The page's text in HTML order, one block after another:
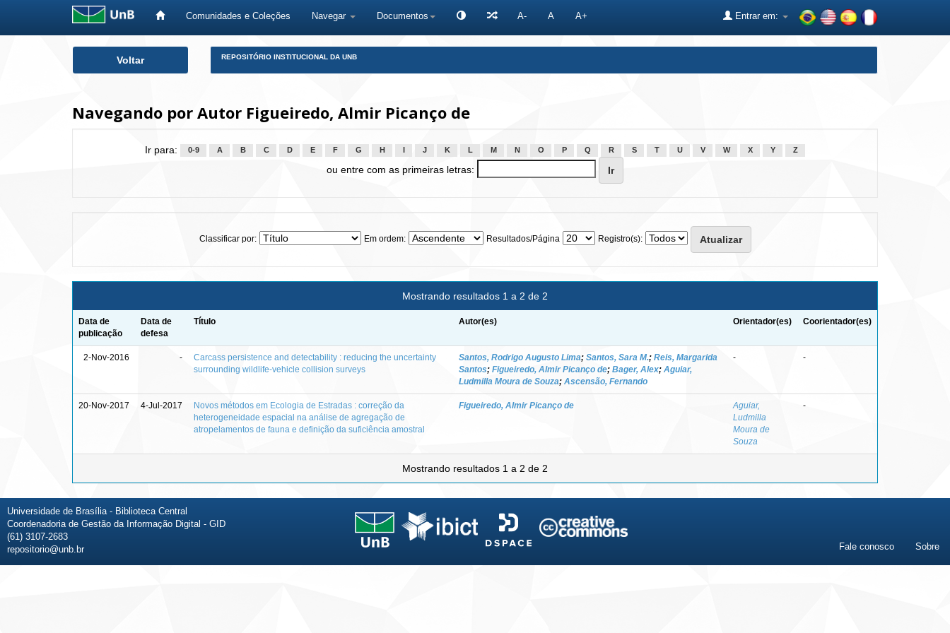
Comunidades e Coleções Navegar Documentos A- A A+ Entrar em:
Voltar REPOSITÓRIO INSTITUCIONAL DA UNB
Navegando por Autor Figueiredo, Almir Picanço de
Ir para: 0-9 A B C D E F G H J K L M N O P Q R S T U V W X Y Z
ou entre com as primeiras letras:
Classificar por: Em ordem: Resultados/Página Registro(s):
Mostrando resultados 1 a 2 de 2
Data de
publicação
Data de
defesa
Título Autor(es) Orientador(es) Coorientador(es)
2-Nov-2016 -
Carcass persistence and detectability : reducing the uncertainty
surrounding wildlife-vehicle collision surveys
Santos, Rodrigo Augusto Lima; Santos, Sara M.; Reis, Margarida
Santos; Figueiredo, Almir Picanço de; Bager, Alex; Aguiar,
Ludmilla Moura de Souza; Ascensão, Fernando
- -
20-Nov-2017 4-Jul-2017
Novos métodos em Ecologia de Estradas : correção da
heterogeneidade espacial na análise de agregação de
atropelamentos de fauna e definição da suficiência amostral
Figueiredo, Almir Picanço de
Aguiar,
Ludmilla
Moura de
Souza
-
Mostrando resultados 1 a 2 de 2
Universidade de Brasília - Biblioteca Central
Coordenadoria de Gestão da Informação Digital - GID
(61) 3107-2683
repositorio@unb.br
Fale conosco Sobre